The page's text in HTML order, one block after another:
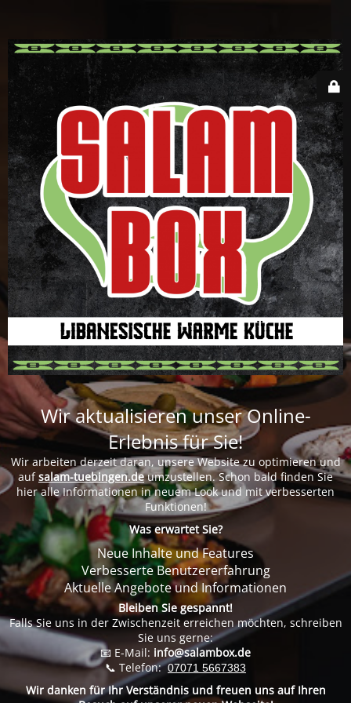
Wir aktualisieren unser Online-
Erlebnis für Sie!
Wir arbeiten derzeit daran, unsere Website zu optimieren und
aufsalam-tuebingen.deumzustellen. Schon bald finden Sie
hier alle Informationen in neuem Look und mit verbesserten
Funktionen!
Was erwartet Sie?
Neue Inhalte und Features
Verbesserte Benutzererfahrung
Aktuelle Angebote und Informationen
Bleiben Sie gespannt!
Falls Sie uns in der Zwischenzeit erreichen möchten, schreiben
Sie uns gerne:
📧 E-Mail: info@salambox.de
📞 Telefon: 07071 5667383
Wir danken für Ihr Verständnis und freuen uns auf Ihren